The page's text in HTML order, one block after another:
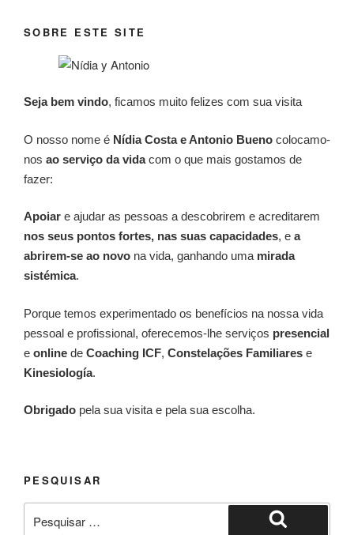
SOBRE ESTE SITE
Seja bem vindo, ficamos muito felizes com sua visita
O nosso nome é Nídia Costa e Antonio Bueno colocamo-
nos ao serviço da vidacom o que mais gostamos de
fazer:
Apoiar e ajudar as pessoas a descobrirem e acreditarem
nos seus pontos fortes, nas suas capacidades, e a
abrirem-se ao novo na vida, ganhando uma mirada
sistémica.
Porque temos experimentado os benefícios na nossa vida
pessoal e profissional, oferecemos-lhe serviços presencial
e online de Coaching ICF, Constelações Familiares e
Kinesiología.
Obrigado pela sua visita e pela sua escolha.
PESQUISAR